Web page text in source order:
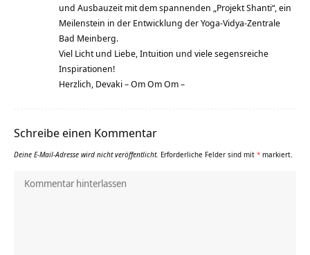
und Ausbauzeit mit dem spannenden „Projekt Shanti“, ein
Meilenstein in der Entwicklung der Yoga-Vidya-Zentrale
Bad Meinberg.
Viel Licht und Liebe, Intuition und viele segensreiche
Inspirationen!
Herzlich, Devaki – Om Om Om –
Schreibe einen Kommentar
Deine E-Mail-Adresse wird nicht veröffentlicht. Erforderliche Felder sind mit * markiert.